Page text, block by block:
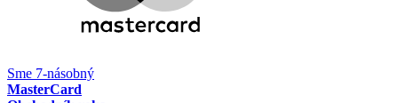
Sme 7-násobný
MasterCard